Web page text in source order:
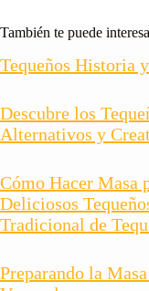
También te puede
Tequeños Historia
Descubre los
Alternativos y
Cómo Hacer Masa
Deliciosos
Tradicional de
Preparando la